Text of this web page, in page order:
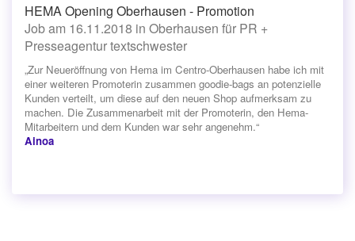
HEMA Opening Oberhausen - Promotion
Job am 16.11.2018 in Oberhausen für PR +
Presseagentur textschwester
„Zur Neueröffnung von Hema im Centro-Oberhausen habe ich mit
einer weiteren Promoterin zusammen goodie-bags an potenzielle
Kunden verteilt, um diese auf den neuen Shop aufmerksam zu
machen. Die Zusammenarbeit mit der Promoterin, den Hema-
Mitarbeitern und dem Kunden war sehr angenehm.“
Ainoa